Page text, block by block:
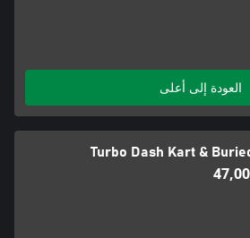
العودة إلى أعلى
Turbo Dash Kart &